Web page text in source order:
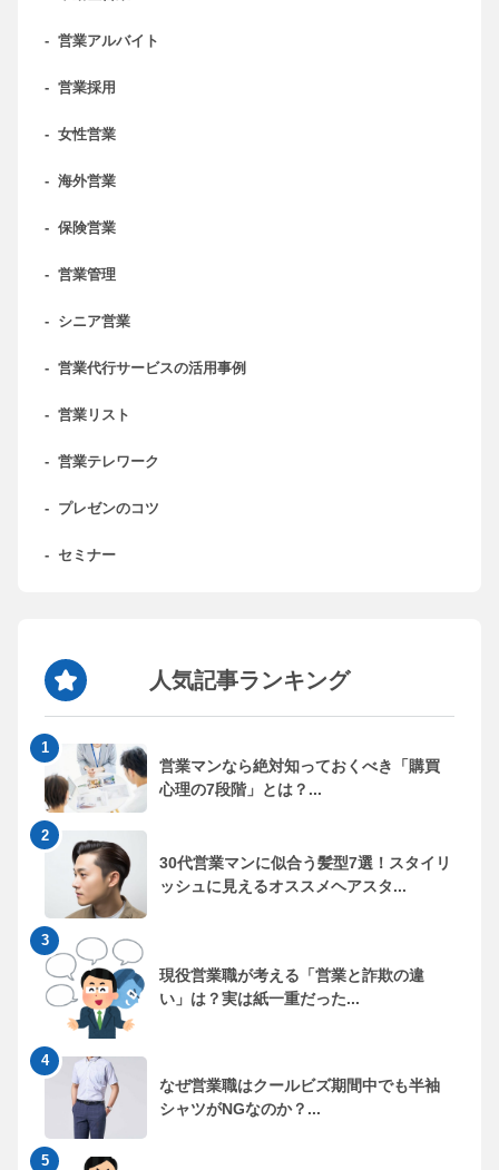
- 営業アルバイト
- 営業採用
- 女性営業
- 海外営業
- 保険営業
- 営業管理
- シニア営業
- 営業代行サービスの活用事例
- 営業リスト
- 営業テレワーク
- プレゼンのコツ
- セミナー
人気記事ランキング
営業マンなら絶対知っておくべき「購買
心理の7段階」とは？...
30代営業マンに似合う髪型7選！スタイリ
ッシュに見えるオススメヘアスタ...
現役営業職が考える「営業と詐欺の違
い」は？実は紙一重だった...
なぜ営業職はクールビズ期間中でも半袖
シャツがNGなのか？...